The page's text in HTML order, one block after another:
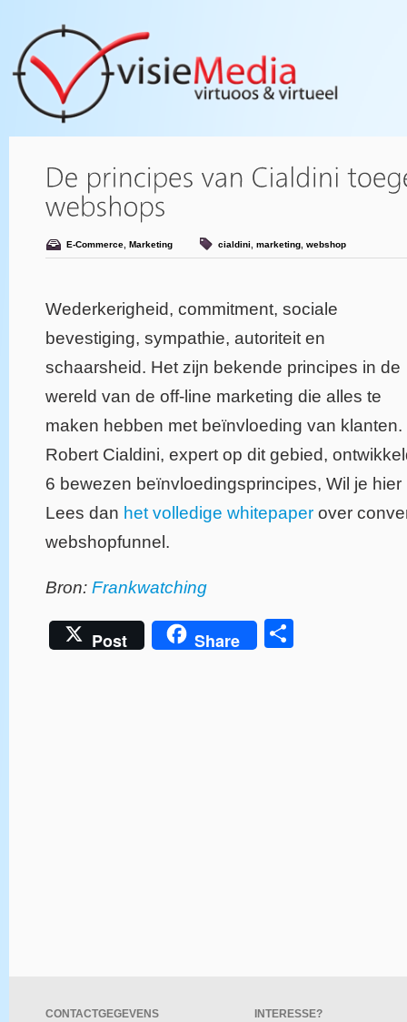
E-Commerce Marketing cialdini marketing webshop
Wederkerigheid, commitment, sociale
bevestiging, sympathie, autoriteit en
schaarsheid. Het zijn bekende principes in de
wereld van de off-line marketing die alles te
maken hebben met beïnvloeding van klanten.
Robert Cialdini, expert op dit gebied,
6 bewezen beïnvloedingsprincipes, Wil je
Lees dan het volledige whitepaper over
webshopfunnel.
Bron: Frankwatching
Post Share
CONTACTGEGEVENS INTERESSE?